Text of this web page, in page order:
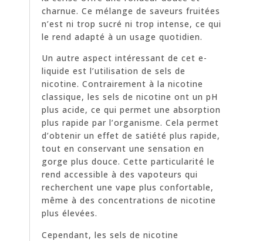
charnue. Ce mélange de saveurs fruitées
n’est ni trop sucré ni trop intense, ce qui
le rend adapté à un usage quotidien.
Un autre aspect intéressant de cet e-
liquide est l’utilisation de sels de
nicotine. Contrairement à la nicotine
classique, les sels de nicotine ont un pH
plus acide, ce qui permet une absorption
plus rapide par l’organisme. Cela permet
d’obtenir un effet de satiété plus rapide,
tout en conservant une sensation en
gorge plus douce. Cette particularité le
rend accessible à des vapoteurs qui
recherchent une vape plus confortable,
même à des concentrations de nicotine
plus élevées.
Cependant, les sels de nicotine